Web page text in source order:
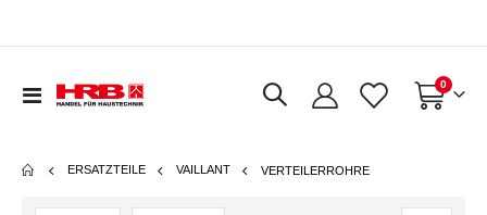
Navigation
Warenkorb
0Artikel
ERSATZTEILE VAILLANT VERTEILERROHRE